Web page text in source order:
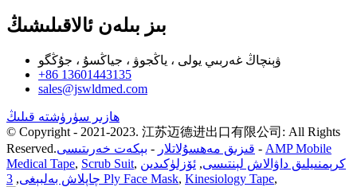
بىز بىلەن ئالاقىلىشىڭ
ۋېنچاڭ غەربىي يولى ، ياڭجوۋ ، جياڭسۇ ، جۇڭگو
+86 13601443135
sales@jswldmed.com
ھازىر سۈرۈشتە قىلىڭ
© Copyright - 2021-2023. 江苏迈德进出口有限公司: All Rights
Reserved.
قىزىق مەھسۇلاتلار - بېكەت خەرىتىسى - AMP Mobile
Medical Tape, Scrub Suit, كرېمنىيلىق داۋالاش لېنتىسى, ئۆزلۈكىدىن
چاپلاش بەلبېغى, 3 Ply Face Mask, Kinesiology Tape,